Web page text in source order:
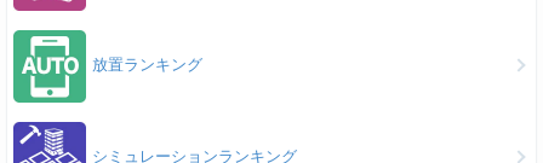
放置ランキング
シミュレーションランキング